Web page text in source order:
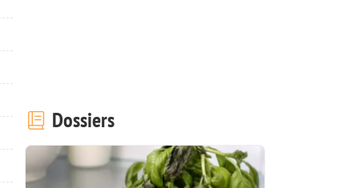
Dossiers